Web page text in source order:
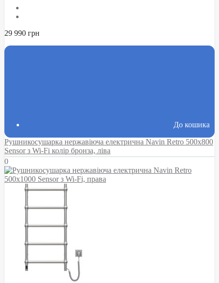
29 990 грн
До кошика
Рушникосушарка нержавіюча електрична Navin Retro 500х800
Sensor з Wi-Fi колір бронза, ліва
0